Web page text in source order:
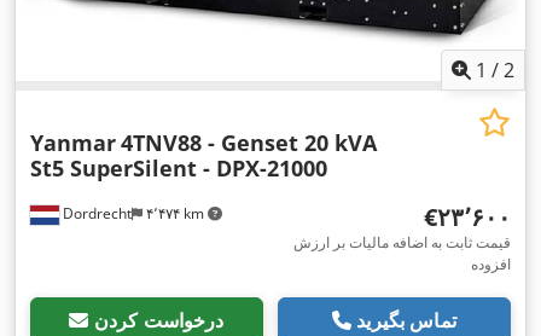
1 /2
Dordrecht ۴٬۴۷۴ km
Yanmar4TNV88 - Genset 20 kVA
St5 SuperSilent - DPX-21000
‎€۲۳٬۶۰۰
قیمت ثابت به اضافه مالیات بر ارزش
افزوده
درخواست کردن تماس بگیرید